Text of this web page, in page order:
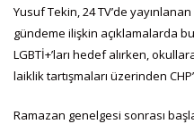
Yusuf Tekin, 24 TV’de
gündeme ilişkin açıklamalarda
LGBTİ+’ları hedef alırken,
laiklik tartışmaları üzerinden
Ramazan genelgesi sonrası